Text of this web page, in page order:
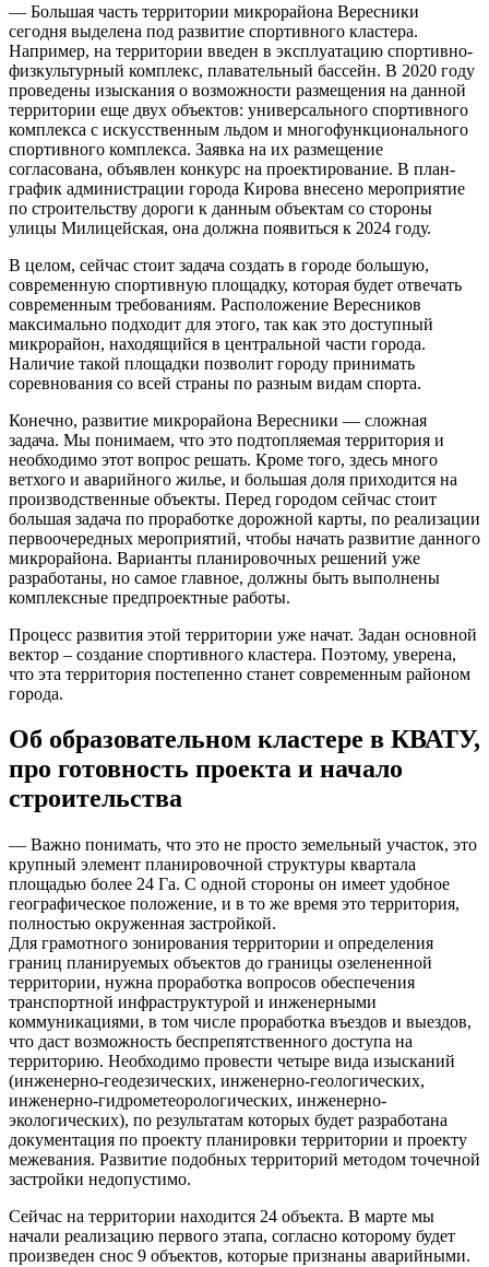
— Большая часть территории микрорайона Вересники
сегодня выделена под развитие спортивного кластера.
Например, на территории введен в эксплуатацию спортивно-
физкультурный комплекс, плавательный бассейн. В 2020 году
проведены изыскания о возможности размещения на данной
территории еще двух объектов: универсального спортивного
комплекса с искусственным льдом и многофункционального
спортивного комплекса. Заявка на их размещение
согласована, объявлен конкурс на проектирование. В план-
график администрации города Кирова внесено мероприятие
по строительству дороги к данным объектам со стороны
улицы Милицейская, она должна появиться к 2024 году.
В целом, сейчас стоит задача создать в городе большую,
современную спортивную площадку, которая будет отвечать
современным требованиям. Расположение Вересников
максимально подходит для этого, так как это доступный
микрорайон, находящийся в центральной части города.
Наличие такой площадки позволит городу принимать
соревнования со всей страны по разным видам спорта.
Конечно, развитие микрорайона Вересники — сложная
задача. Мы понимаем, что это подтопляемая территория и
необходимо этот вопрос решать. Кроме того, здесь много
ветхого и аварийного жилье, и большая доля приходится на
производственные объекты. Перед городом сейчас стоит
большая задача по проработке дорожной карты, по реализации
первоочередных мероприятий, чтобы начать развитие данного
микрорайона. Варианты планировочных решений уже
разработаны, но самое главное, должны быть выполнены
комплексные предпроектные работы.
Процесс развития этой территории уже начат. Задан основной
вектор – создание спортивного кластера. Поэтому, уверена,
что эта территория постепенно станет современным районом
города.
Об образовательном кластере в КВАТУ,
про готовность проекта и начало
строительства
— Важно понимать, что это не просто земельный участок, это
крупный элемент планировочной структуры квартала
площадью более 24 Га. С одной стороны он имеет удобное
географическое положение, и в то же время это территория,
полностью окруженная застройкой.
Для грамотного зонирования территории и определения
границ планируемых объектов до границы озелененной
территории, нужна проработка вопросов обеспечения
транспортной инфраструктурой и инженерными
коммуникациями, в том числе проработка въездов и выездов,
что даст возможность беспрепятственного доступа на
территорию. Необходимо провести четыре вида изысканий
(инженерно-геодезических, инженерно-геологических,
инженерно-гидрометеорологических, инженерно-
экологических), по результатам которых будет разработана
документация по проекту планировки территории и проекту
межевания. Развитие подобных территорий методом точечной
застройки недопустимо.
Сейчас на территории находится 24 объекта. В марте мы
начали реализацию первого этапа, согласно которому будет
произведен снос 9 объектов, которые признаны аварийными.